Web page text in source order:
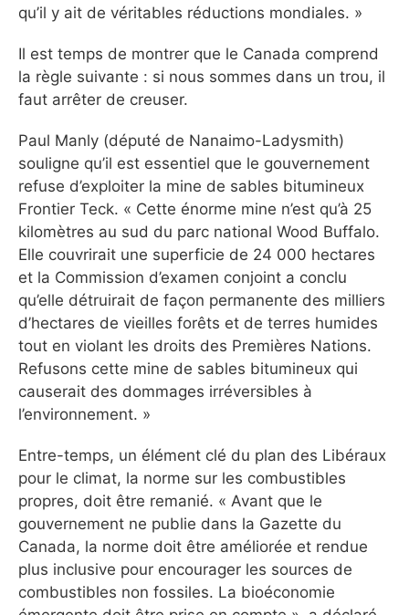
qu’il y ait de véritables réductions mondiales. »
Il est temps de montrer que le Canada comprend
la règle suivante : si nous sommes dans un trou, il
faut arrêter de creuser.
Paul Manly (député de Nanaimo-Ladysmith)
souligne qu’il est essentiel que le gouvernement
refuse d’exploiter la mine de sables bitumineux
Frontier Teck. « Cette énorme mine n’est qu’à 25
kilomètres au sud du parc national Wood Buffalo.
Elle couvrirait une superficie de 24 000 hectares
et la Commission d’examen conjoint a conclu
qu’elle détruirait de façon permanente des milliers
d’hectares de vieilles forêts et de terres humides
tout en violant les droits des Premières Nations.
Refusons cette mine de sables bitumineux qui
causerait des dommages irréversibles à
l’environnement. »
Entre-temps, un élément clé du plan des Libéraux
pour le climat, la norme sur les combustibles
propres, doit être remanié. « Avant que le
gouvernement ne publie dans la Gazette du
Canada, la norme doit être améliorée et rendue
plus inclusive pour encourager les sources de
combustibles non fossiles. La bioéconomie